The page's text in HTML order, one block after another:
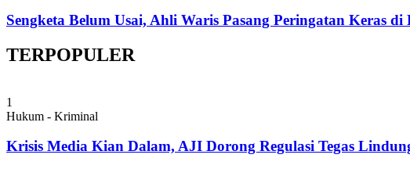
Sengketa Belum Usai, Ahli Waris Pasang Peringatan Keras di
TERPOPULER
1
Hukum - Kriminal
Krisis Media Kian Dalam, AJI Dorong Regulasi Tegas